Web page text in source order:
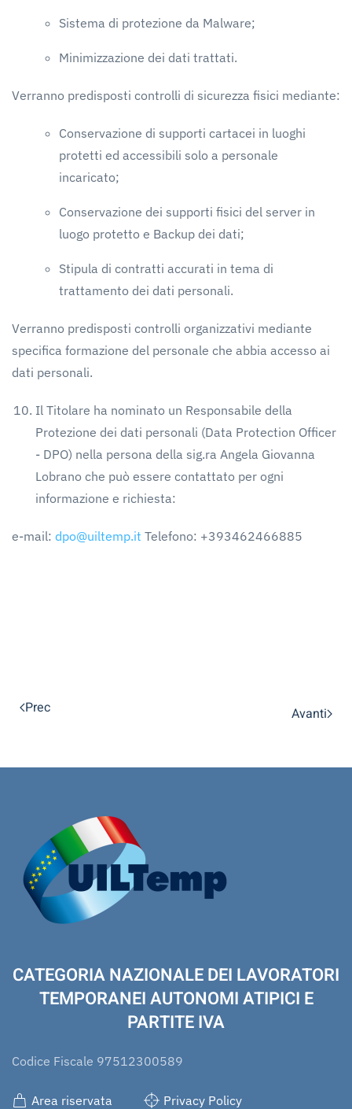
Sistema di protezione da Malware;
Minimizzazione dei dati trattati.
Verranno predisposti controlli di sicurezza fisici mediante:
Conservazione di supporti cartacei in luoghi
protetti ed accessibili solo a personale
incaricato;
Conservazione dei supporti fisici del server in
luogo protetto e Backup dei dati;
Stipula di contratti accurati in tema di
trattamento dei dati personali.
Verranno predisposti controlli organizzativi mediante
specifica formazione del personale che abbia accesso ai
dati personali.
Il Titolare ha nominato un Responsabile della
Protezione dei dati personali (Data Protection Officer
- DPO) nella persona della sig.ra Angela Giovanna
Lobrano che può essere contattato per ogni
informazione e richiesta:
e-mail: dpo@uiltemp.it Telefono: +393462466885
Prec Avanti
CATEGORIA NAZIONALE DEI LAVORATORI
TEMPORANEI AUTONOMI ATIPICI E
PARTITE IVA
Codice Fiscale 97512300589
Area riservata Privacy Policy